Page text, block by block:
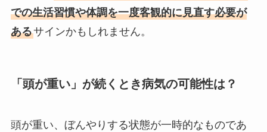
での生活習慣や体調を一度客観的に見直す必要が
あるサインかもしれません。
「頭が重い」が続くとき病気の可能性は？
頭が重い、ぼんやりする状態が一時的なものであ